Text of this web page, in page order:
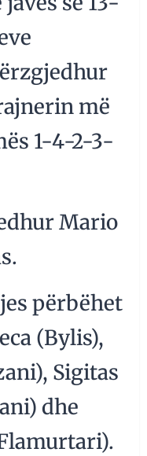
më
1-4-2-3-
Mario
përbëhet
(Bylis),
Sigitas
dhe